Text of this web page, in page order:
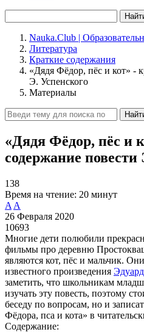
Nauka.Club |
Литература
Краткие содержания
«Дядя Фёдор, пёс и кот» -
Э. Успенского
Материалы
«Дядя Фёдор, пёс и
содержание повести
138
Время на чтение: 20 минут
A A
26 Февраля 2020
10693
Многие дети полюбили
фильмы про деревню
являются кот, пёс и мальчик.
известного произведения
заметить, что школьникам
изучать эту повесть, поэтому
беседу по вопросам, но и
Фёдора, пса и кота» в
Содержание: